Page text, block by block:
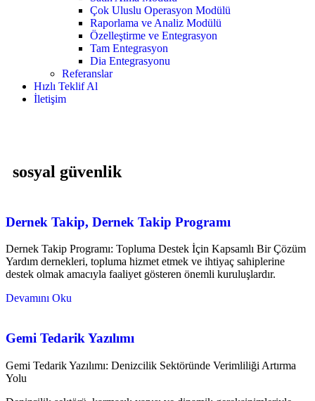
Çok Uluslu Operasyon Modülü
Raporlama ve Analiz Modülü
Özelleştirme ve Entegrasyon
Tam Entegrasyon
Dia Entegrasyonu
Referanslar
Hızlı Teklif Al
İletişim
sosyal güvenlik
Dernek Takip, Dernek Takip Programı
Dernek Takip Programı: Topluma Destek İçin Kapsamlı Bir Çözüm
Yardım dernekleri, topluma hizmet etmek ve ihtiyaç sahiplerine
destek olmak amacıyla faaliyet gösteren önemli kuruluşlardır.
Devamını Oku
Gemi Tedarik Yazılımı
Gemi Tedarik Yazılımı: Denizcilik Sektöründe Verimliliği Artırma
Yolu